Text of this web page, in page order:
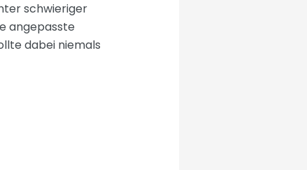
schwieriger
angepasste
dabei niemals